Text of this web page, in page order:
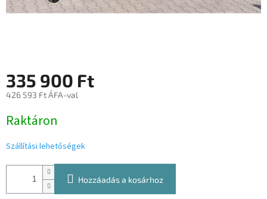
335 900 Ft
426 593 Ft ÁFA-val
Raktáron
Szállítási lehetőségek
Hozzáadás a kosárhoz